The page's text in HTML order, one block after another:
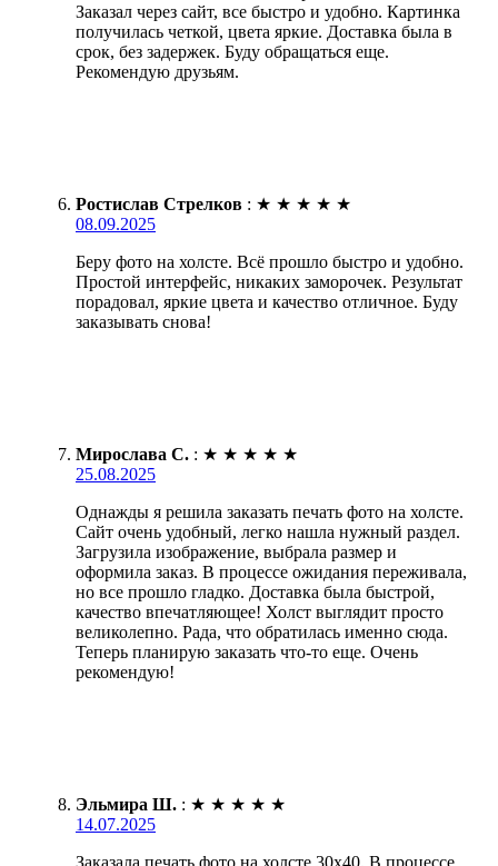
Заказал через сайт, все быстро и удобно. Картинка
получилась четкой, цвета яркие. Доставка была в
срок, без задержек. Буду обращаться еще.
Рекомендую друзьям.
Ростислав Стрелков : ★ ★ ★ ★ ★
08.09.2025
Беру фото на холсте. Всё прошло быстро и удобно.
Простой интерфейс, никаких заморочек. Результат
порадовал, яркие цвета и качество отличное. Буду
заказывать снова!
Мирослава С. : ★ ★ ★ ★ ★
25.08.2025
Однажды я решила заказать печать фото на холсте.
Сайт очень удобный, легко нашла нужный раздел.
Загрузила изображение, выбрала размер и
оформила заказ. В процессе ожидания переживала,
но все прошло гладко. Доставка была быстрой,
качество впечатляющее! Холст выглядит просто
великолепно. Рада, что обратилась именно сюда.
Теперь планирую заказать что-то еще. Очень
рекомендую!
Эльмира Ш. : ★ ★ ★ ★ ★
14.07.2025
Заказала печать фото на холсте 30х40. В процессе